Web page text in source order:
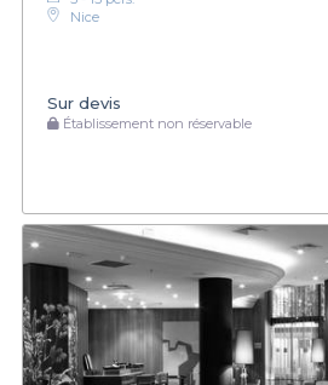
Nice
Sur devis
Établissement non réservable